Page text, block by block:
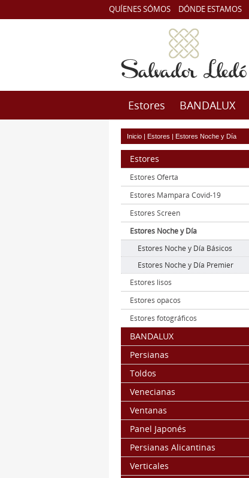
QUÍENES SÓMOS DÓNDE ESTAMOS
Estores BANDALUX
Inicio | Estores | Estores Noche y Día
Estores
Estores Oferta
Estores Mampara Covid-19
Estores Screen
Estores Noche y Día
Estores Noche y Día Básicos
Estores Noche y Día Premier
Estores lisos
Estores opacos
Estores fotográficos
BANDALUX
Persianas
Toldos
Venecianas
Ventanas
Panel Japonés
Persianas Alicantinas
Verticales